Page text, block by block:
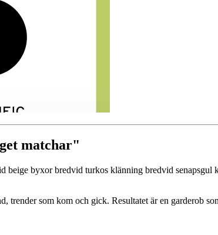
matchar"
byxor bredvid turkos klänning bredvid senapsgul
trender som kom och gick. Resultatet är en garderob